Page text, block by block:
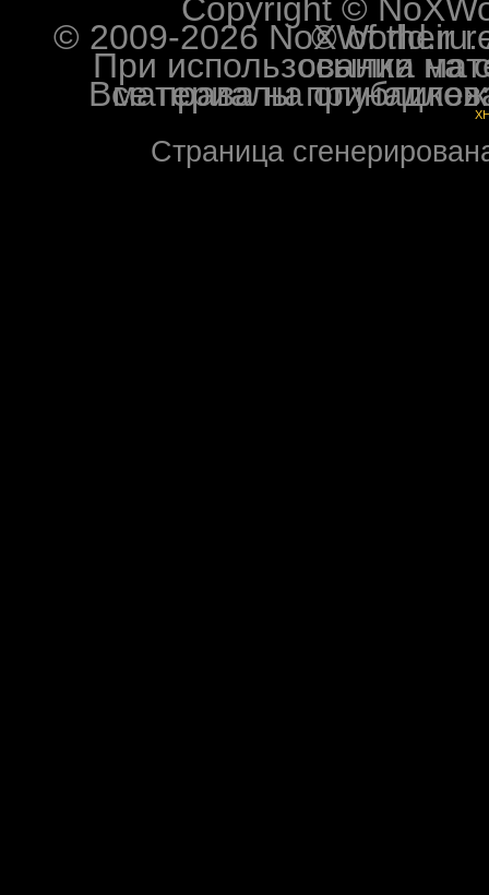
Copyright ©
© 2009-2026 NoXWorld.ru. All
При использовании
Все права на опубликованные на форуме
Страница